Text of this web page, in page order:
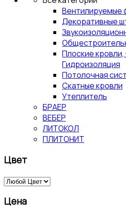
Вентилируемые
Декоративные
Плоские
Гидроизоляция
Потолочная
Скатные кровли
Утеплитель
БРАЕР
ВЕБЕР
ЛИТОКОЛ
ПЛИТОНИТ
Цвет
Цена